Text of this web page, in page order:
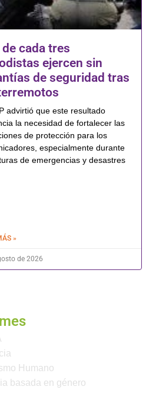
de cada tres
ejercen sin
de seguridad tras
advirtió que este resultado
la necesidad de fortalecer las
de protección para los
especialmente durante
de emergencias y desastres
»
de 2026
Humano
basada en género